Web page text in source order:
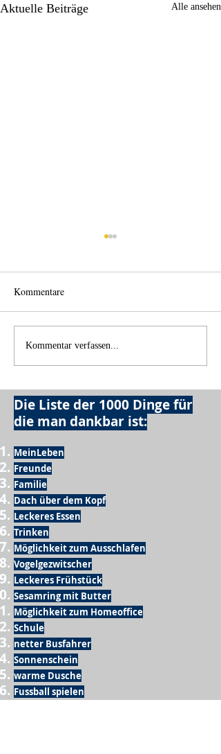
Aktuelle Beiträge Alle ansehen
Kommentare
Kommentar verfassen...
Die Liste der 1000 Dinge für
die man dankbar ist:
MeinLeben
Freunde
Familie
Dach über dem Kopf
Leckeres Essen
Trinken
Möglichkeit zum Ausschlafen
Vogelgezwitscher
Leckeres Frühstück
Sesamring mit Butter
Möglichkeit zum Homeoffice
Schule
netter Busfahrer
Sonnenschein
warme Dusche
Fussball spielen